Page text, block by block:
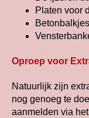
Platen voor
Oproep voor
Natuurlijk zijn
nog genoeg te
aanmelden via